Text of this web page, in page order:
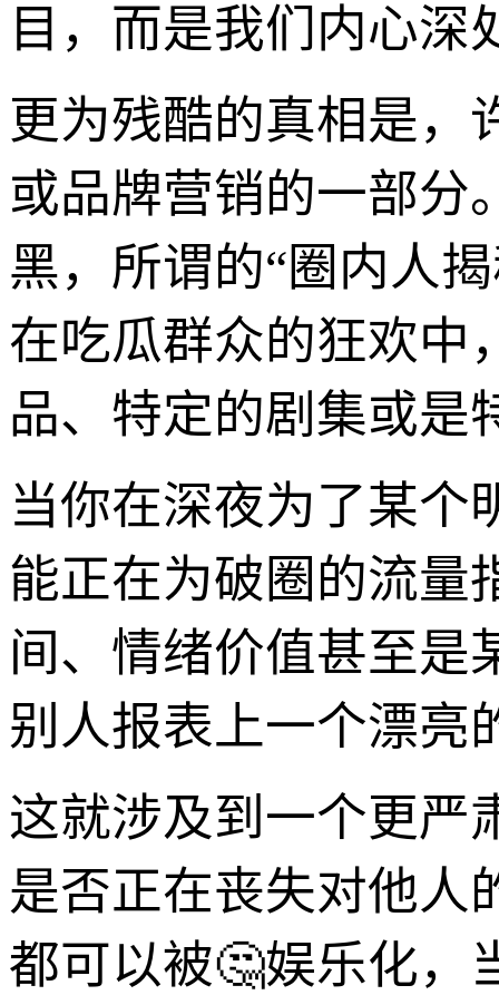
目，而是我们内心深
更为残酷的真相是，
或品牌营销的一部分
黑，所谓的“圈内人
在吃瓜群众的狂欢中
品、特定的剧集或是
当你在深夜为了某个
能正在为破圈的流量
间、情绪价值甚至是
别人报表上一个漂亮
这就涉及到一个更严
是否正在丧失对他人
都可以被🤔娱乐化，